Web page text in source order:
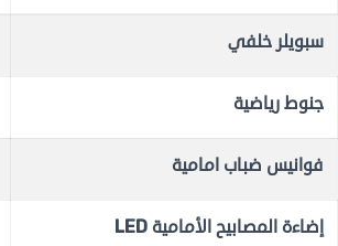
سبويلر خلفي
جنوط رياضية
فوانيس ضباب امامية
إضاءة المصابيح الأمامية LED